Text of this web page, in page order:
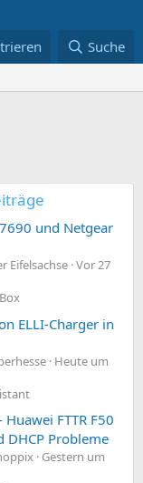
Suche
und Netgear
Eifelsachse Vor 27
ELLI-Charger in
Heute um
FTTR F50
DHCP Probleme
Gestern um